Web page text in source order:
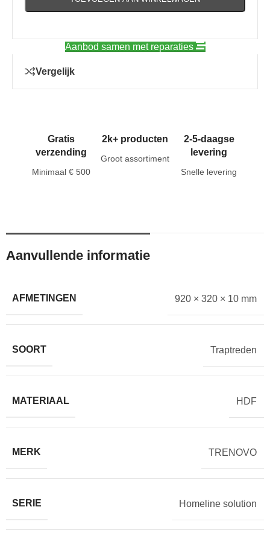
Aanbod samen met reparaties
Vergelijk
Gratis
verzending
Minimaal € 500
2k+ producten
Groot assortiment
2-5-daagse
levering
Snelle levering
Aanvullende informatie
AFMETINGEN 920 × 320 × 10 mm
SOORT Traptreden
MATERIAAL HDF
MERK TRENOVO
SERIE Homeline solution